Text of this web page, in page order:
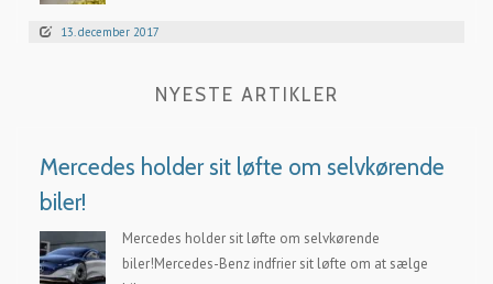
13. december 2017
NYESTE ARTIKLER
Mercedes holder sit løfte om selvkørende
biler!
Mercedes holder sit løfte om selvkørende
biler!Mercedes-Benz indfrier sit løfte om at sælge